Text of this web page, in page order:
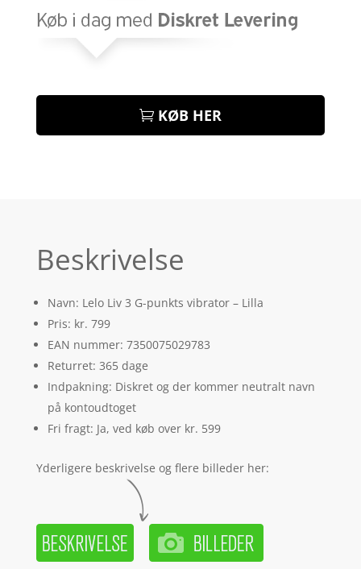
KØB HER
Beskrivelse
Navn: Lelo Liv 3 G-punkts vibrator – Lilla
Pris: kr. 799
EAN nummer: 7350075029783
Returret: 365 dage
Indpakning: Diskret og der kommer neutralt navn
på kontoudtoget
Fri fragt: Ja, ved køb over kr. 599
Yderligere beskrivelse og flere billeder her: